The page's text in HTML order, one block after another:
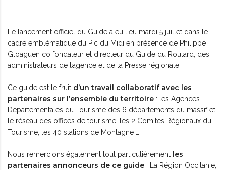
Le lancement officiel du Guide a eu lieu mardi 5 juillet dans le
cadre emblématique du Pic du Midi en présence de Philippe
Gloaguen co fondateur et directeur du Guide du Routard
, des
administrateurs de l’agence et de la Presse régionale.
Ce guide est le fruit d’un travail collaboratif avec les
partenaires sur l’ensemble du territoire : les Agences
Départementales du Tourisme des 6 départements du massif et
le réseau des offices de tourisme, les 2 Comités Régionaux du
Tourisme, les 40 stations de Montagne …
Nous remercions également tout particulièrement les
partenaires annonceurs de ce guide : La Région Occitanie,